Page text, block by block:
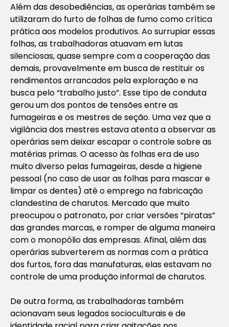
Além das desobediências, as operárias também se
utilizaram do furto de folhas de fumo como crítica
prática aos modelos produtivos. Ao surrupiar essas
folhas, as trabalhadoras atuavam em lutas
silenciosas, quase sempre com a cooperação das
demais, provavelmente em busca de restituir os
rendimentos arrancados pela exploração e na
busca pelo “trabalho justo”. Esse tipo de conduta
gerou um dos pontos de tensões entre as
fumageiras e os mestres de seção. Uma vez que a
vigilância dos mestres estava atenta a observar as
operárias sem deixar escapar o controle sobre as
matérias primas. O acesso às folhas era de uso
muito diverso pelas fumageiras, desde a higiene
pessoal (no caso de usar as folhas para mascar e
limpar os dentes) até o emprego na fabricação
clandestina de charutos. Mercado que muito
preocupou o patronato, por criar versões “piratas”
das grandes marcas, e romper de alguma maneira
com o monopólio das empresas. Afinal, além das
operárias subverterem as normas com a prática
dos furtos, fora das manufaturas, elas estavam no
controle de uma produção informal de charutos.
De outra forma, as trabalhadoras também
acionavam seus legados socioculturais e de